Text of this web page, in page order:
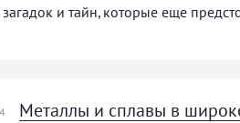
и тайн, которые еще
Металлы и сплавы в